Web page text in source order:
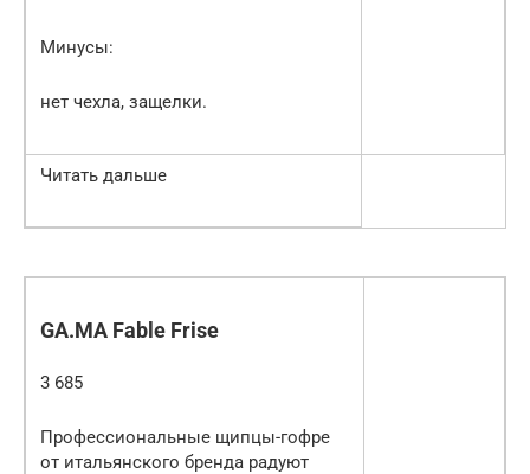
Минусы:
нет чехла, защелки.
Читать дальше
GA.MA Fable Frise
3 685
Профессиональные щипцы-гофре
от итальянского бренда радуют